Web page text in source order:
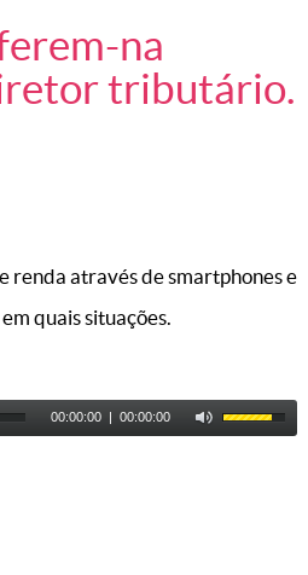
na
tributário.
renda através de smartphones e
quais situações.
00:00:00 | 00:00:00